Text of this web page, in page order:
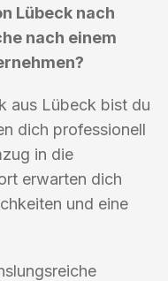
Lübeck nach
nach einem
aus Lübeck bist du
dich professionell
in die
erwarten dich
und eine